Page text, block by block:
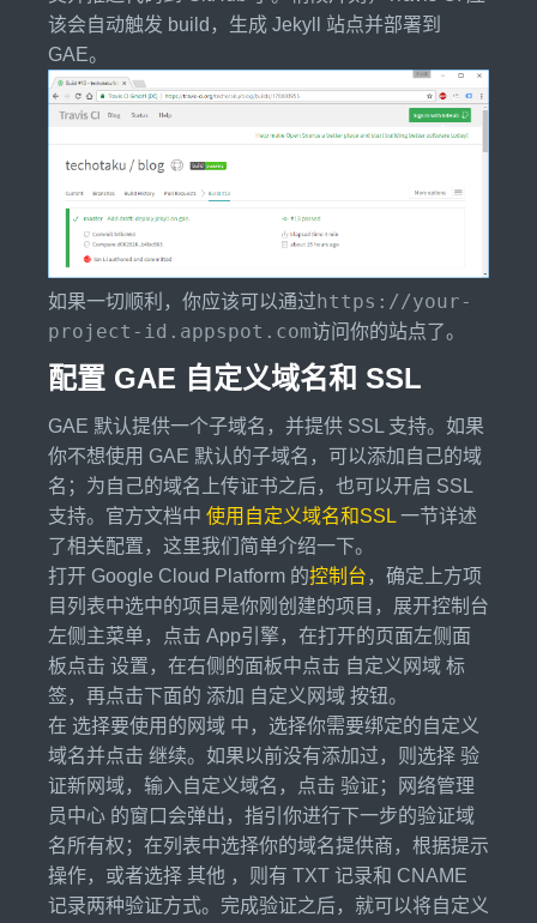
该会自动触发 build，生成 Jekyll 站点并部署到
GAE。
如果一切顺利，你应该可以通过https://your-
project-id.appspot.com访问你的站点了。
配置 GAE 自定义域名和 SSL
GAE 默认提供一个子域名，并提供 SSL 支持。如果
你不想使用 GAE 默认的子域名，可以添加自己的域
名；为自己的域名上传证书之后，也可以开启 SSL
支持。官方文档中 使用自定义域名和SSL 一节详述
了相关配置，这里我们简单介绍一下。
打开 Google Cloud Platform 的控制台 ，确定上方项
目列表中选中的项目是你刚创建的项目，展开控制台
左侧主菜单，点击 App引擎，在打开的页面左侧面
板点击 设置，在右侧的面板中点击 自定义网域 标
签，再点击下面的 添加 自定义网域 按钮。
在 选择要使用的网域 中，选择你需要绑定的自定义
域名并点击 继续。如果以前没有添加过，则选择 验
证新网域，输入自定义域名，点击 验证；网络管理
员中心 的窗口会弹出，指引你进行下一步的验证域
名所有权；在列表中选择你的域名提供商，根据提示
操作，或者选择 其他 ，则有 TXT 记录和 CNAME
记录两种验证方式。完成验证之后，就可以将自定义